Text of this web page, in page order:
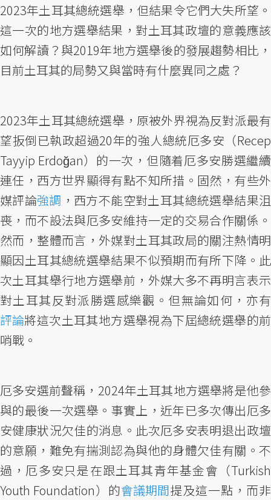
2023年土耳其總統選舉，但結果令它們大失所望。
這一次的地方選舉結果，對土耳其政壇的意義應該
如何解讀？與2019年地方選舉後的發展趨勢相比，
目前土耳其的局勢又與當時有什麼異同之處？
2023年土耳其總統選舉，原被外界視為反對派最有
望扳倒已執政超過20年的強人總統厄多安（Recep
Tayyip Erdoğan）的一次，但隨着厄多安勝選繼續
連任，西方世界顯得有點不知所措。固然，有些外
媒評論強調 ，西方不能空對土耳其總統選舉結果沮
喪，而不設法與厄多安維持一定的交易合作關係。
然而，整體而言，外媒對土耳其政局的關注熱情明
顯因土耳其總統選舉結果不似預期而有所下降。此
次土耳其舉行地方選舉前，外媒大多不再明言表示
對土耳其反對派勝選感樂觀。但無論如何，亦有
評論將這次土耳其地方選舉視為下屆總統選舉的前
哨戰。
厄多安選前聲稱，2024年土耳其地方選舉將是他參
與的最後一次選舉。事實上，近年已多次傳出厄多
安健康狀況欠佳的消息。此次厄多安表明退出政壇
的意願，難免有揣測認為與他的身體欠佳有關。不
過，厄多安只是在跟土耳其青年基金會（Turkish
Youth Foundation）的會議期間提及這一點，而非